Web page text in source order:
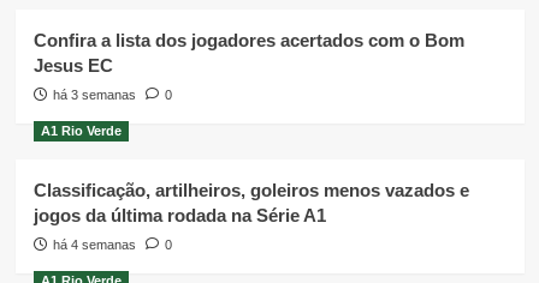
Confira a lista dos jogadores acertados com o Bom
Jesus EC
há 3 semanas 0
A1 Rio Verde
Classificação, artilheiros, goleiros menos vazados e
jogos da última rodada na Série A1
há 4 semanas 0